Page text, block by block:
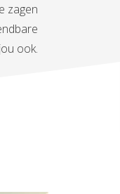
zagen
ook.